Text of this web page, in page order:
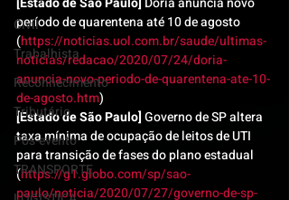
Civil
Trabalhista
Reconhecimento
Tributário
Pós-evento
TRANSPORTE
período de quarentena até 10 de agosto
(https://noticias.uol.com.br/saude/ultimas-
noticias/redacao/2020/07/24/doria-
anuncia-novo-periodo-de-quarentena-ate-10-
de-agosto.htm)
[Estado de São Paulo] Governo de SP altera
taxa mínima de ocupação de leitos de UTI
para transição de fases do plano estadual
(https://g1.globo.com/sp/sao-
paulo/noticia/2020/07/27/governo-de-sp-